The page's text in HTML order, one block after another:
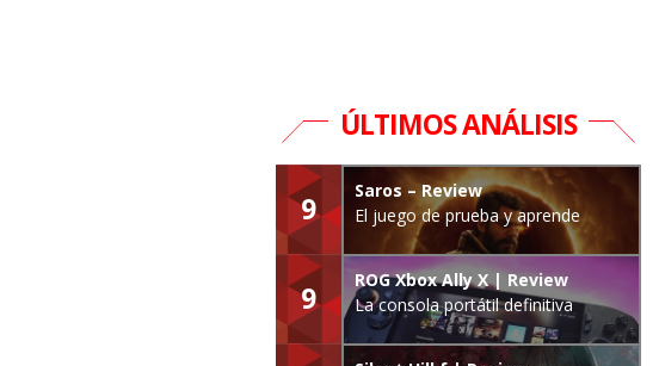
ÚLTIMOS ANÁLISIS
9
Saros – Review
El juego de prueba y aprende
9
ROG Xbox Ally X | Review
La consola portátil definitiva